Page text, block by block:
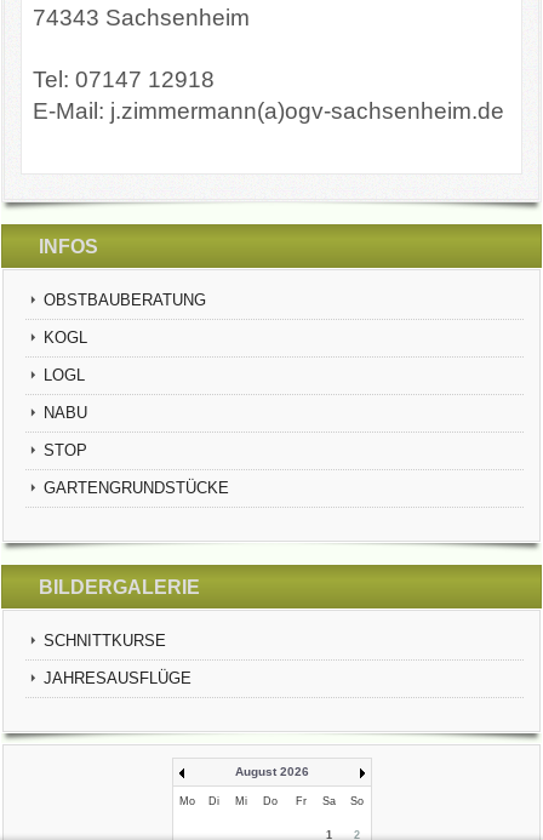
74343 Sachsenheim
Tel: 07147 12918
E-Mail: j.zimmermann(a)ogv-sachsenheim.de
INFOS
OBSTBAUBERATUNG
KOGL
LOGL
NABU
STOP
GARTENGRUNDSTÜCKE
BILDERGALERIE
SCHNITTKURSE
JAHRESAUSFLÜGE
August 2026
Mo Di Mi Do Fr Sa So
1 2